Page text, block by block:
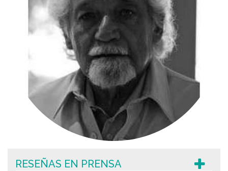
RESEÑAS EN PRENSA